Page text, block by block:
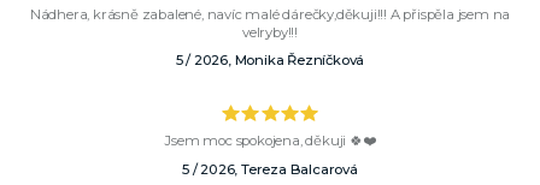
Nádhera, krásně zabalené, navíc malé dárečky,děkuji!!! A přispěla jsem na
velryby!!!
5 / 2026, Monika Řezníčková
Jsem moc spokojena, děkuji 🍀❤️
5 / 2026, Tereza Balcarová